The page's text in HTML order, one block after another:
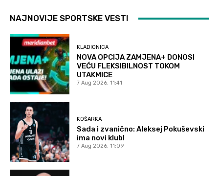
NAJNOVIJE SPORTSKE VESTI
KLADIONICA
NOVA OPCIJA ZAMJENA+ DONOSI
VEĆU FLEKSIBILNOST TOKOM
UTAKMICE
7 Aug 2026. 11:41
KOŠARKA
Sada i zvanično: Aleksej Pokuševski
ima novi klub!
7 Aug 2026. 11:09